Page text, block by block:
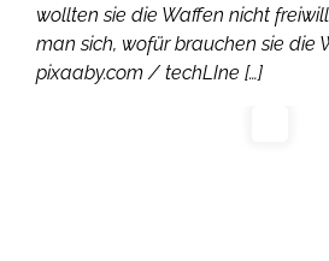
wollten sie die Waffen nicht
man sich, wofür brauchen sie die
pixaaby.com / techLIne […]